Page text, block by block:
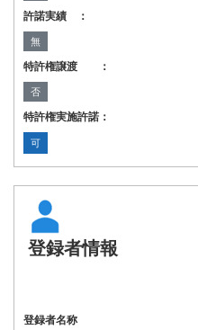
許諾実績 ：
無
特許権譲渡 ：
否
特許権実施許諾：
可
登録者情報
登録者名称